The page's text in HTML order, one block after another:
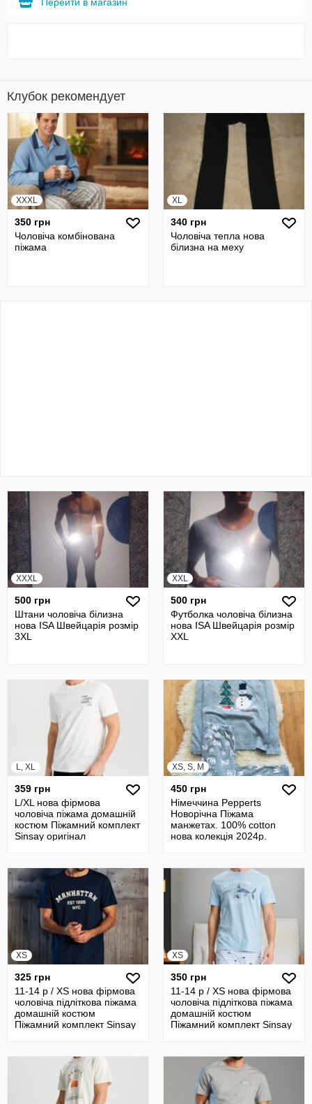
Клубок рекомендует
XXXL
350 грн
Чоловіча комбінована
піжама
XL
340 грн
Чоловіча тепла нова
білизна на меху
XXXL
500 грн
Штани чоловіча білизна
нова ISA Швейцарія розмір
3XL
XXL
500 грн
Футболка чоловіча білизна
нова ISA Швейцарія розмір
XXL
L, XL
359 грн
L/XL нова фірмова
чоловіча піжама домашній
костюм Піжамний комплект
Sinsay оригінал
XS, S, M
450 грн
Німеччина Pepperts
Новорічна Піжама
манжетах. 100% cotton
нова колекція 2024р.
XS
325 грн
11-14 р / XS нова фірмова
чоловіча підліткова піжама
домашній костюм
Піжамний комплект Sinsay
XS
350 грн
11-14 р / XS нова фірмова
чоловіча підліткова піжама
домашній костюм
Піжамний комплект Sinsay